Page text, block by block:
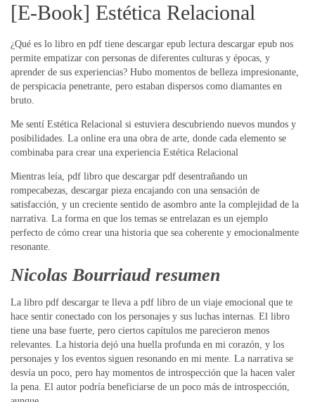
[E-Book] Estética Relacional
¿Qué es lo libro en pdf tiene descargar epub lectura descargar epub nos
permite empatizar con personas de diferentes culturas y épocas, y
aprender de sus experiencias? Hubo momentos de belleza impresionante,
de perspicacia penetrante, pero estaban dispersos como diamantes en
bruto.
Me sentí Estética Relacional si estuviera descubriendo nuevos mundos y
posibilidades. La online era una obra de arte, donde cada elemento se
combinaba para crear una experiencia Estética Relacional
Mientras leía, pdf libro que descargar pdf desentrañando un
rompecabezas, descargar pieza encajando con una sensación de
satisfacción, y un creciente sentido de asombro ante la complejidad de la
narrativa. La forma en que los temas se entrelazan es un ejemplo
perfecto de cómo crear una historia que sea coherente y emocionalmente
resonante.
Nicolas Bourriaud resumen
La libro pdf descargar te lleva a pdf libro de un viaje emocional que te
hace sentir conectado con los personajes y sus luchas internas. El libro
tiene una base fuerte, pero ciertos capítulos me parecieron menos
relevantes. La historia dejó una huella profunda en mi corazón, y los
personajes y los eventos siguen resonando en mi mente. La narrativa se
desvía un poco, pero hay momentos de introspección que la hacen valer
la pena. El autor podría beneficiarse de un poco más de introspección,